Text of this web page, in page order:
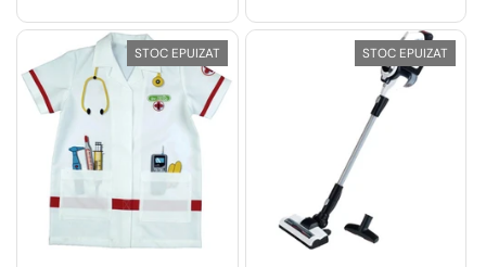
STOC EPUIZAT STOC EPUIZAT